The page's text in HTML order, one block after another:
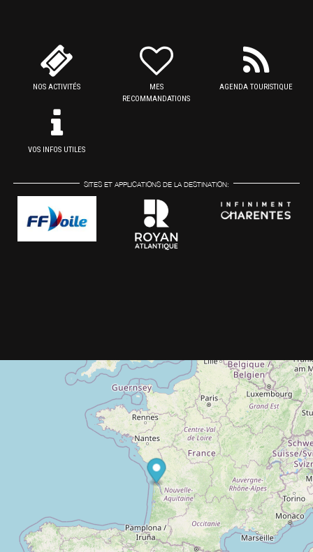
NOS ACTIVITÉS
MES
RECOMMANDATIONS
AGENDA TOURISTIQUE
VOS INFOS UTILES
SITES ET APPLICATIONS DE LA DESTINATION: